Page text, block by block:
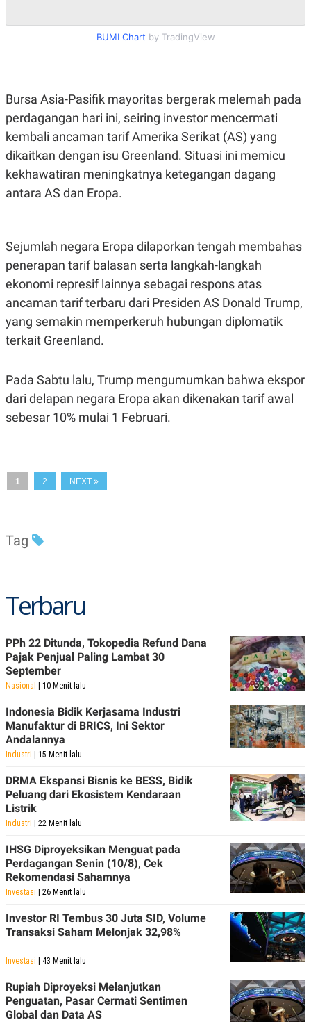
TE
O
T
A
N
T
I
S
U
S
O
T
A
N
A
A
D
E
R
S
S
R
E
E
A
S
I
A
N
A
A
K
I
A
E
N
A
P
V
E
R
I
S
I
N
G
G
M
E
D
I
.
I
D
SITEMAPPROFILETERM
OF
USE
PEDOMAN
SIBER
PRIVACY
BUMI Chart by TradingView
Bursa Asia-Pasifik mayoritas bergerak melemah pada
perdagangan hari ini, seiring investor mencermati
kembali ancaman tarif Amerika Serikat (AS) yang
dikaitkan dengan isu Greenland. Situasi ini memicu
kekhawatiran meningkatnya ketegangan dagang
antara AS dan Eropa.
Sejumlah negara Eropa dilaporkan tengah membahas
penerapan tarif balasan serta langkah-langkah
ekonomi represif lainnya sebagai respons atas
ancaman tarif terbaru dari Presiden AS Donald Trump,
yang semakin memperkeruh hubungan diplomatik
terkait Greenland.
Pada Sabtu lalu, Trump mengumumkan bahwa ekspor
dari delapan negara Eropa akan dikenakan tarif awal
sebesar 10% mulai 1 Februari.
1 2 NEXT
Tag
Terbaru
PPh 22 Ditunda, Tokopedia Refund Dana
Pajak Penjual Paling Lambat 30
September
Nasional | 10 Menit lalu
Indonesia Bidik Kerjasama Industri
Manufaktur di BRICS, Ini Sektor
Andalannya
Industri | 15 Menit lalu
DRMA Ekspansi Bisnis ke BESS, Bidik
Peluang dari Ekosistem Kendaraan
Listrik
Industri | 22 Menit lalu
IHSG Diproyeksikan Menguat pada
Perdagangan Senin (10/8), Cek
Rekomendasi Sahamnya
Investasi | 26 Menit lalu
Investor RI Tembus 30 Juta SID, Volume
Transaksi Saham Melonjak 32,98%
Investasi | 43 Menit lalu
Rupiah Diproyeksi Melanjutkan
Penguatan, Pasar Cermati Sentimen
Global dan Data AS